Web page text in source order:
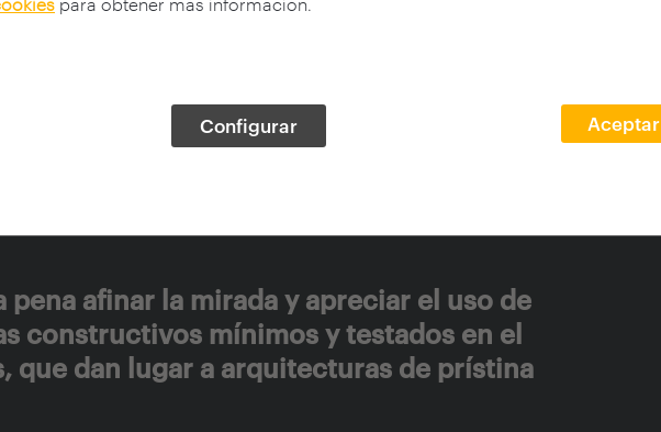
Configurar Aceptar
afinar la mirada y apreciar el uso de
constructivos mínimos y testados en el
que dan lugar a arquitecturas de prístina